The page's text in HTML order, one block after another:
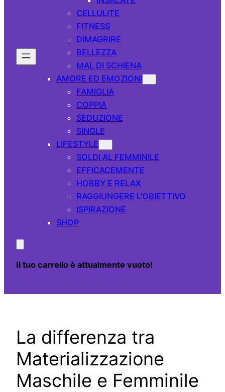
CELLULITE
FITNESS
DIMAGRIRE
BELLEZZA
MAL DI SCHIENA
AMORE ED EMOZIONI
FAMIGLIA
COPPIA
SEDUZIONE
SINGLE
LIFESTYLE
SOLDI AL FEMMINILE
EFFICACEMENTE
HOBBY E RELAX
RAGGIUNGERE L’OBIETTIVO
ISPIRAZIONE
SHOP
Il tuo carrello è attualmente vuoto!
La differenza tra
Materializzazione
Maschile e Femminile